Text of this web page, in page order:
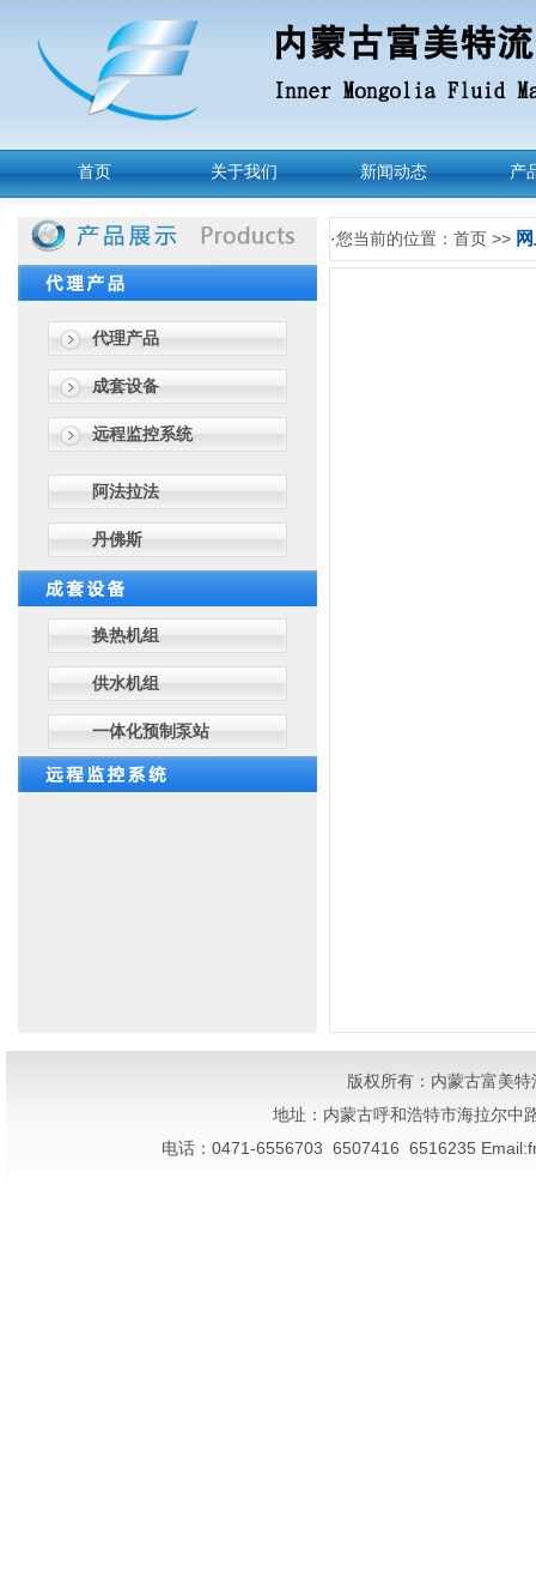
首页 关于我们 新闻动态 产
代理产品
成套设备
远程监控系统
阿法拉法
丹佛斯
换热机组
供水机组
一体化预制泵站
·您当前的位置：首页 >>
版权所有：内蒙古富美
地址：内蒙古呼和浩特市海拉尔
电话：0471-6556703 6507416 6516235